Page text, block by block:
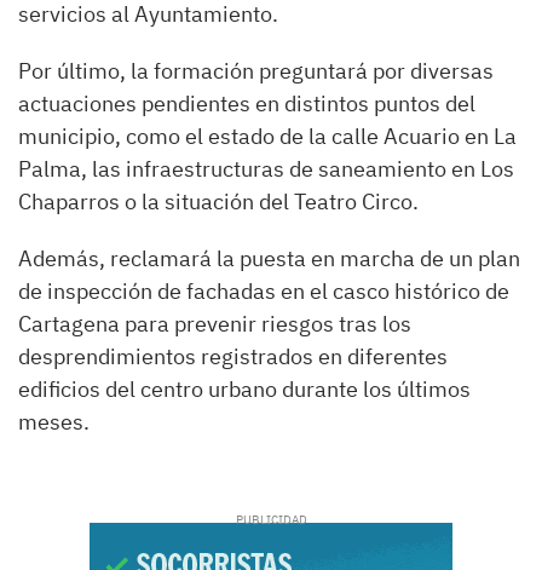
servicios al Ayuntamiento.
Por último, la formación preguntará por diversas
actuaciones pendientes en distintos puntos del
municipio, como el estado de la calle Acuario en La
Palma, las infraestructuras de saneamiento en Los
Chaparros o la situación del Teatro Circo.
Además, reclamará la puesta en marcha de un plan
de inspección de fachadas en el casco histórico de
Cartagena para prevenir riesgos tras los
desprendimientos registrados en diferentes
edificios del centro urbano durante los últimos
meses.